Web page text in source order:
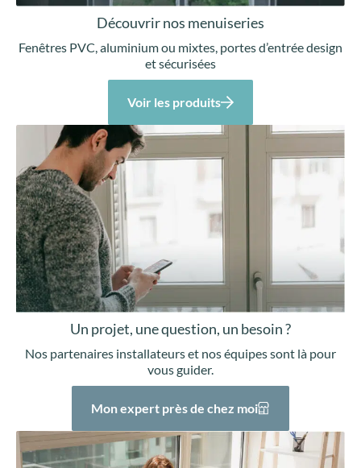
Découvrir nos menuiseries
Fenêtres PVC, aluminium ou mixtes, portes d’entrée design
et sécurisées
Voir les produits
Un projet, une question, un besoin ?
Nos partenaires installateurs et nos équipes sont là pour
vous guider.
Mon expert près de chez moi